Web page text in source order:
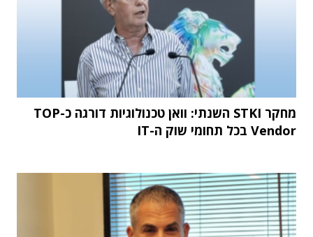
מחקר STKI השנתי: וואן טכנולוגיות דורגה כ-TOP
Vendor בכל תחומי שוק ה-IT